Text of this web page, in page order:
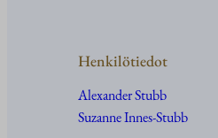
Henkilötiedot
Alexander Stubb
Suzanne Innes-Stubb